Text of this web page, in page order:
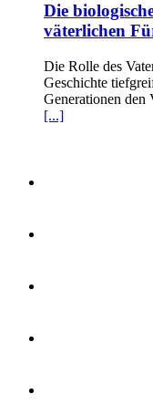
Die
väterlichen
Die Rolle des
Geschichte
Generationen den
[...]